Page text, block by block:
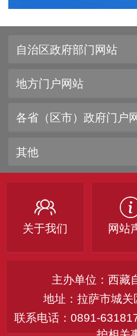
自治区政府部门网站
地方门户网站
各省（区市）政府门户
其他
关于我们 网站
主办单位：西藏
地址：拉萨市城
联系电话：0891-